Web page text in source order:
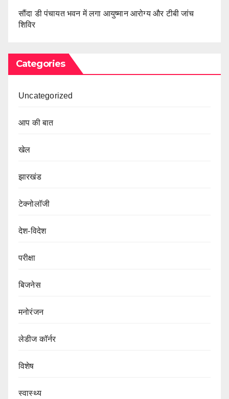
सौंदा डी पंचायत भवन में लगा आयुष्मान आरोग्य और टीबी जांच
शिविर
Categories
Uncategorized
आप की बात
खेल
झारखंड
टेक्नोलॉजी
देश-विदेश
परीक्षा
बिजनेस
मनोरंजन
लेडीज कॉर्नर
विशेष
स्वास्थ्य